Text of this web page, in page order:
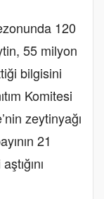
120
55 milyon
bilgisini
Komitesi
zeytinyağı
21